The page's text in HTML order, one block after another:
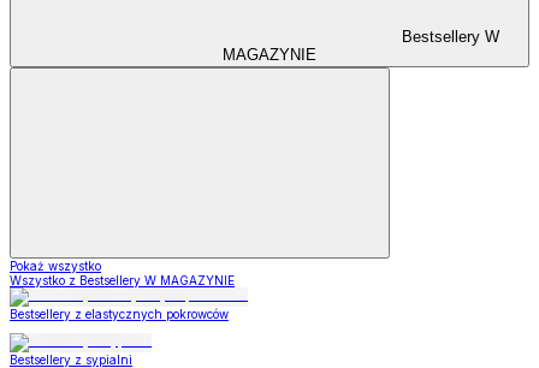
Bestsellery W
MAGAZYNIE
Pokaż wszystko
Wszystko z Bestsellery W MAGAZYNIE
Bestsellery z elastycznych pokrowców
Bestsellery z sypialni